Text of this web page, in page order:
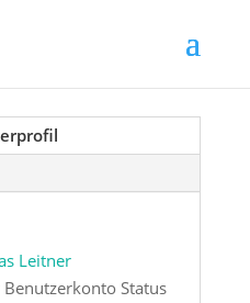
Leitner
Benutzerkonto Status